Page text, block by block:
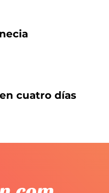
cuatro días